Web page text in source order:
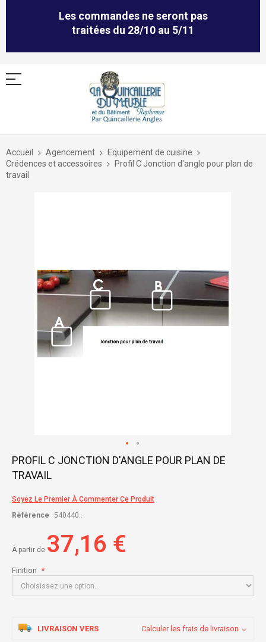
Les commandes ne seront pas
traitées du 28/10 au 5/11
Allez
contenu
Accueil Agencement
Equipement de cuisine
Crédences et accessoires
Profil C Jonction d'angle pour plan de
travail
Skip
the
of
images
PROFIL C JONCTION D'ANGLE POUR PLAN DE
TRAVAIL
Soyez Le Premier À Commenter Ce Produit
Référence
540440..
À partir de 37,16 €
Finition
LIVRAISON VERS Calculer les frais de livraison